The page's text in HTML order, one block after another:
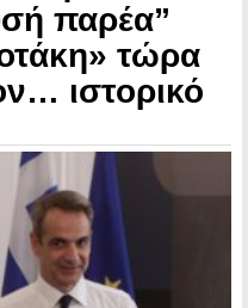
παρέα”
τώρα
ιστορικό